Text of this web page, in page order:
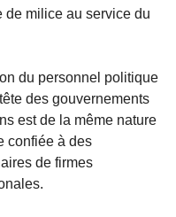
de milice au service du
du personnel politique
des gouvernements
est de la même nature
confiée à des
de firmes